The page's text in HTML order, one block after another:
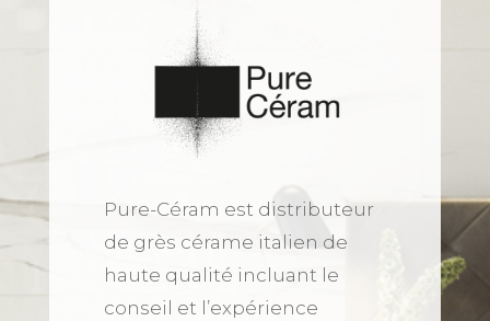
Pure-Céram est distributeur
de grès cérame italien de
haute qualité incluant le
conseil et l’expérience